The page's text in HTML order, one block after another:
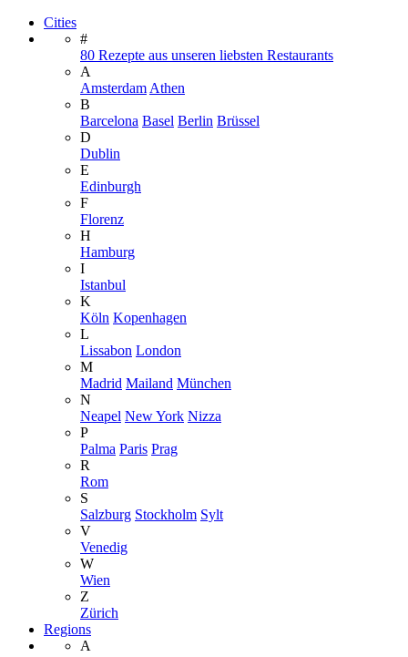
Cities
#
80 Rezepte aus unseren liebsten Restaurants
A
Amsterdam Athen
B
Barcelona Basel Berlin Brüssel
D
Dublin
E
Edinburgh
F
Florenz
H
Hamburg
I
Istanbul
K
Köln Kopenhagen
L
Lissabon London
M
Madrid Mailand München
N
Neapel New York Nizza
P
Palma Paris Prag
R
Rom
S
Salzburg Stockholm Sylt
V
Venedig
W
Wien
Z
Zürich
Regions
A